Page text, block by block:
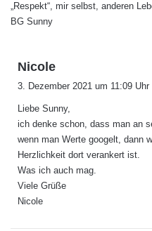
„Respekt“, mir selbst, anderen
BG Sunny
Nicole
a
t
:
3. Dezember 2021 um 11:09 Uhr
Liebe Sunny,
ich denke schon, dass man an
wenn man Werte googelt, dann
Herzlichkeit dort verankert ist.
Was ich auch mag.
Viele Grüße
Nicole